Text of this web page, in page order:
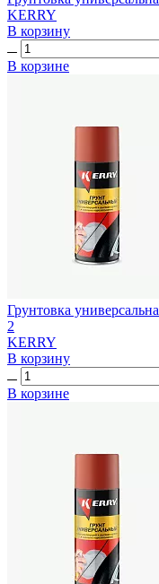
KERRY
В корзину
В корзине
Грунтовка
2
KERRY
В корзину
В корзине